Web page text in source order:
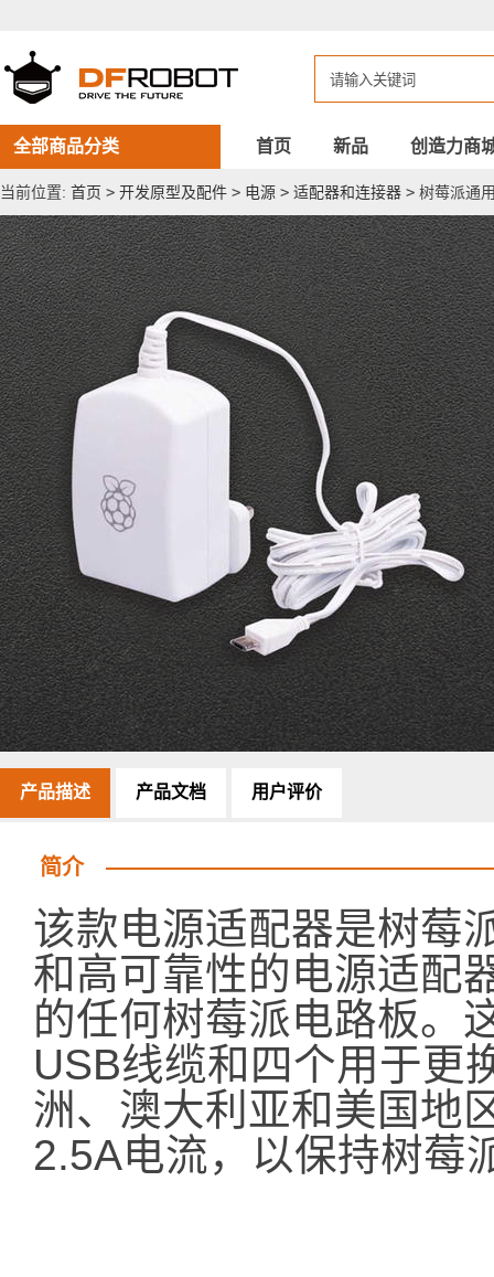
通
用
电
源
适
配
器
（Micro
USB）
全部商品分类 首页 新品 创造力商
当前位置: 首页 > 开发原型及配件 > 电源 > 适配器和连接器 > 树莓派通
产品描述 产品文档 用户评价
简介
该款电源适配器是树莓
和高可靠性的电源适配
的任何树莓派电路板。
USB线缆和四个用于更
洲、澳大利亚和美国地
2.5A电流，以保持树莓